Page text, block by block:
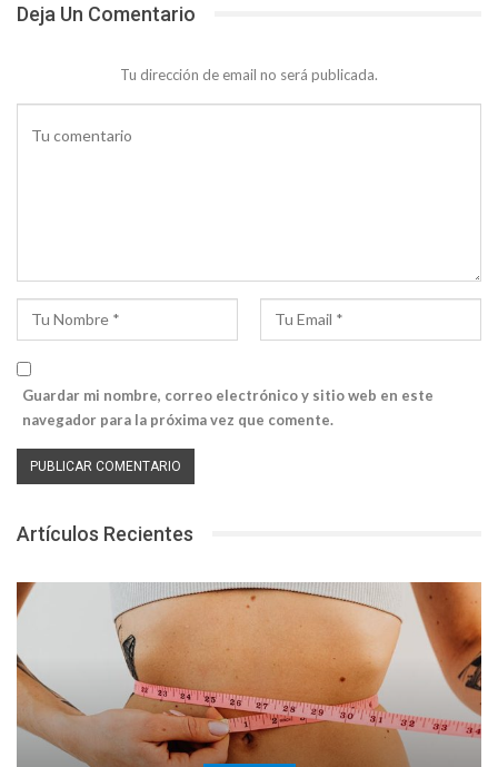
Deja Un Comentario
Tu dirección de email no será publicada.
Guardar mi nombre, correo electrónico y sitio web en este
navegador para la próxima vez que comente.
Artículos Recientes